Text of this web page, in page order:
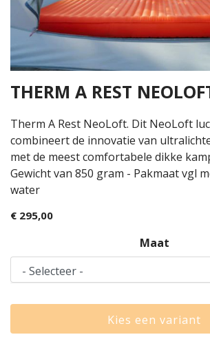
THERM A REST
Therm A Rest NeoLoft. Dit NeoLoft
combineert de innovatie van
met de meest comfortabele dikke
Gewicht van 850 gram - Pakmaat vgl
water
€ 295,00
Maat
Kies een variant